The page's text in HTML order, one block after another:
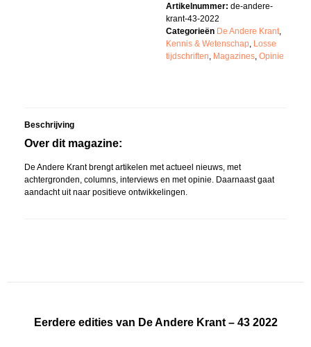
Artikelnummer: de-andere-
krant-43-2022
Categorieën De Andere Krant
Kennis & Wetenschap Losse
tijdschriften Magazines Opinie
Beschrijving
Over dit magazine:
De Andere Krant brengt artikelen met actueel nieuws, met
achtergronden, columns, interviews en met opinie. Daarnaast gaat
aandacht uit naar positieve ontwikkelingen.
Eerdere edities van De Andere Krant – 43 2022